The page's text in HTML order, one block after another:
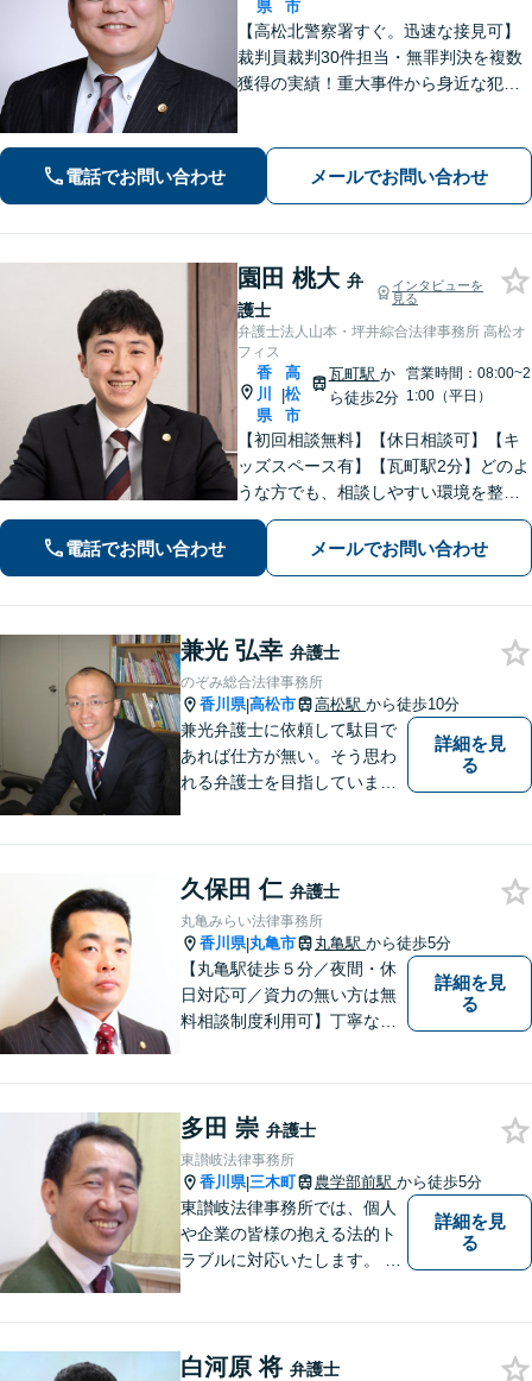
県 市
【高松北警察署すぐ。迅速な接見可】
裁判員裁判30件担当・無罪判決を複数
獲得の実績！重大事件から身近な犯罪
不貞の慰謝料請求に実績あり【電話相
談無料】【初回相談無料（法テラス利
電話でお問い合わせ メールでお問い合わせ
園田 桃大 弁
護士
インタビューを
見る
弁護士法人山本・坪井綜合法律事務所 高松オ
フィス
香
川
県
|
高
松
市
瓦町駅 か
ら徒歩2分
営業時間：08:00~2
1:00（平日）
【初回相談無料】【休日相談可】【キ
ッズスペース有】【瓦町駅2分】どのよ
うな方でも、相談しやすい環境を整え
ています。依頼者様に寄り添った対応
を心がけています。【離婚・男女問
題】DV被害へ積極的に対応。お気軽に
電話でお問い合わせ メールでお問い合わせ
兼光 弘幸 弁護士
のぞみ総合法律事務所
香川県|高松市 高松駅 から徒歩10分
兼光弁護士に依頼して駄目で
あれば仕方が無い。そう思わ
れる弁護士を目指していま
詳細を見
る
久保田 仁 弁護士
丸亀みらい法律事務所
香川県|丸亀市 丸亀駅 から徒歩5分
【丸亀駅徒歩５分／夜間・休
日対応可／資力の無い方は無
料相談制度利用可】丁寧な対
詳細を見
る
多田 崇 弁護士
東讃岐法律事務所
香川県|三木町 農学部前駅 から徒歩5分
東讃岐法律事務所では、個人
や企業の皆様の抱える法的ト
ラブルに対応いたします。 高
詳細を見
る
白河原 将 弁護士